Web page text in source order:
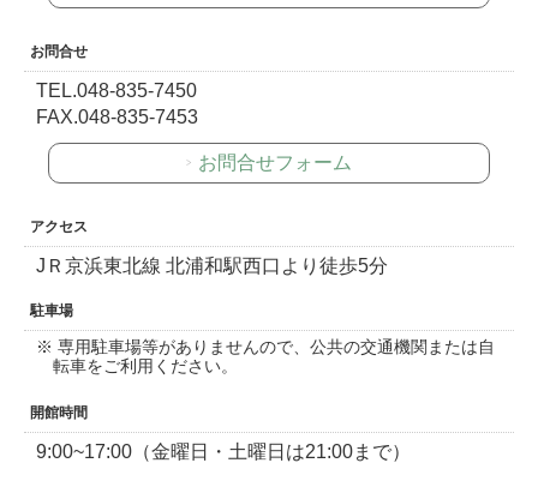
お問合せ
TEL.048-835-7450
FAX.048-835-7453
お問合せフォーム
アクセス
JＲ京浜東北線 北浦和駅西口より徒歩5分
駐車場
専用駐車場等がありませんので、公共の交通機関または自
転車をご利用ください。
開館時間
9:00~17:00（金曜日・土曜日は21:00まで）